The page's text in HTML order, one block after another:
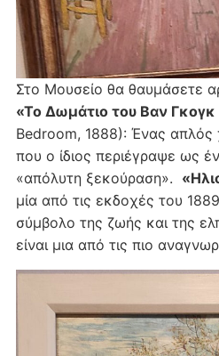
Στο Μουσείο θα θαυμάσετε
«Το Δωμάτιο του Βαν
Bedroom, 1888): Ένας
που ο ίδιος περιέγραψε ως
«απόλυτη ξεκούραση».
μία από τις εκδοχές του
σύμβολο της ζωής και της
είναι μια από τις πιο